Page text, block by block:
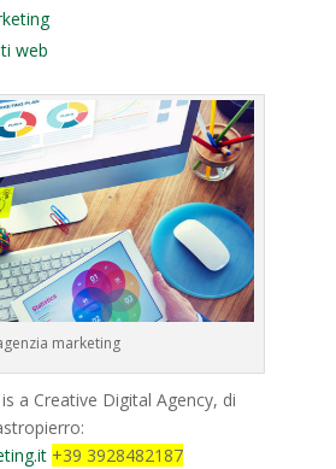
web
marketing
a Creative Digital Agency, di
+39 3928482187